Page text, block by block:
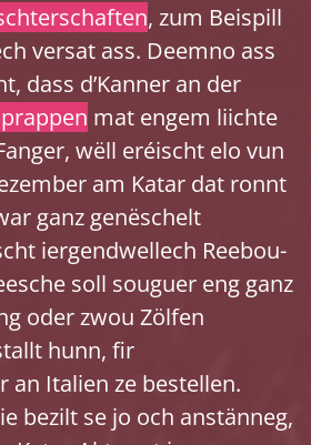
, zum Beispill
versat ass. Deemno ass
dass d’Kanner an der
mat engem liichte
wëll eréischt elo vun
am Katar dat ronnt
ganz genëschelt
iergendwellech Reebou-
soll souguer eng ganz
oder zwou Zölfen
hunn, fir
an Italien ze bestellen.
bezilt se jo och anstänneg,